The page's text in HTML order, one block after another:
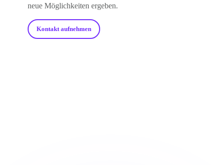
neue Möglichkeiten ergeben.
Kontakt aufnehmen